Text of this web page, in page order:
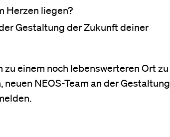
Herzen liegen?
Gestaltung der Zukunft deiner
einem noch lebenswerteren Ort zu
NEOS-Team an der Gestaltung